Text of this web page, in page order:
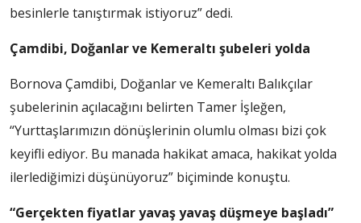
besinlerle tanıştırmak istiyoruz” dedi.
Çamdibi, Doğanlar ve Kemeraltı şubeleri yolda
Bornova Çamdibi, Doğanlar ve Kemeraltı Balıkçılar
şubelerinin açılacağını belirten Tamer İşleğen,
“Yurttaşlarımızın dönüşlerinin olumlu olması bizi çok
keyifli ediyor. Bu manada hakikat amaca, hakikat yolda
ilerlediğimizi düşünüyoruz” biçiminde konuştu.
“Gerçekten fiyatlar yavaş yavaş düşmeye başladı”